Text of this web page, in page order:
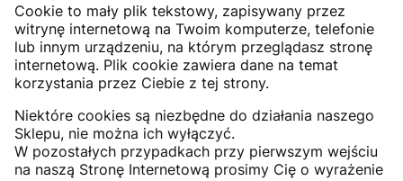
Cookie to mały plik tekstowy, zapisywany przez
witrynę internetową na Twoim komputerze, telefonie
lub innym urządzeniu, na którym przeglądasz stronę
internetową. Plik cookie zawiera dane na temat
korzystania przez Ciebie z tej strony.
Niektóre cookies są niezbędne do działania naszego
Sklepu, nie można ich wyłączyć.
W pozostałych przypadkach przy pierwszym wejściu
na naszą Stronę Internetową prosimy Cię o wyrażenie